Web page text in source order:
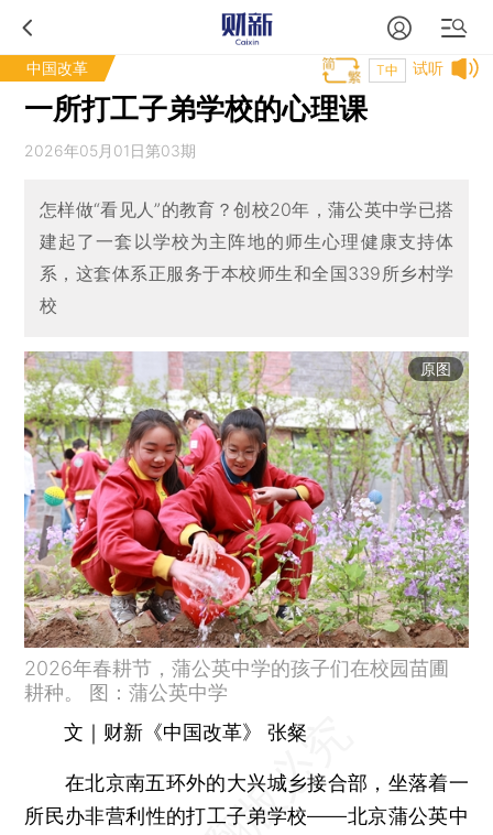
中国改革 试听
T中
一所打工子弟学校的心理课
2026年05月01日第03期
怎样做“看见人”的教育？创校20年，蒲公英中学已搭
建起了一套以学校为主阵地的师生心理健康支持体
系，这套体系正服务于本校师生和全国339所乡村学
校
原图
2026年春耕节，蒲公英中学的孩子们在校园苗圃
耕种。 图：蒲公英中学
文｜财新《中国改革》 张粲
在北京南五环外的大兴城乡接合部，坐落着一
所民办非营利性的打工子弟学校——北京蒲公英中